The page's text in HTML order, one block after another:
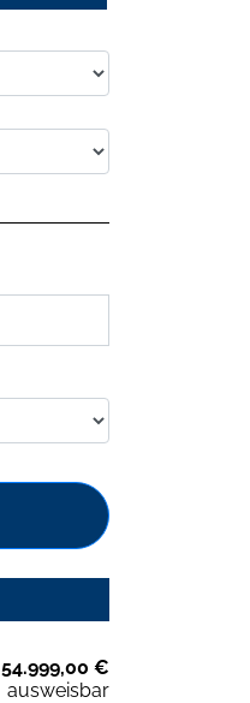
54.999,00 €
ausweisbar